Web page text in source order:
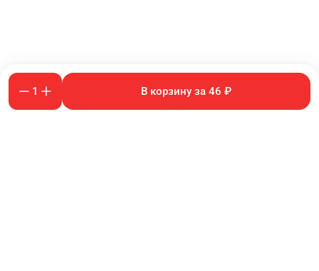
1 В корзину за 46 ₽